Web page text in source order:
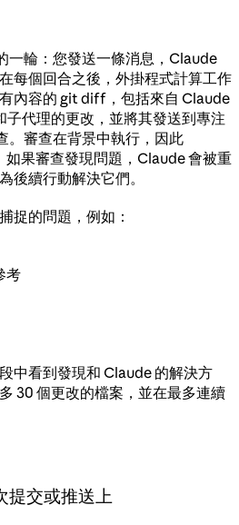
一輪：您發送一條消息，Claude
每個回合之後，外掛程式計算工作
內容的 git diff，包括來自 Claude
子代理的更改，並將其發送到專注
。審查在背景中執行，因此
果審查發現問題，Claude 會被重
後續行動解決它們。
捉的問題，例如：
考
中看到發現和 Claude 的解決方
30 個更改的檔案，並在最多連續
提交或推送上